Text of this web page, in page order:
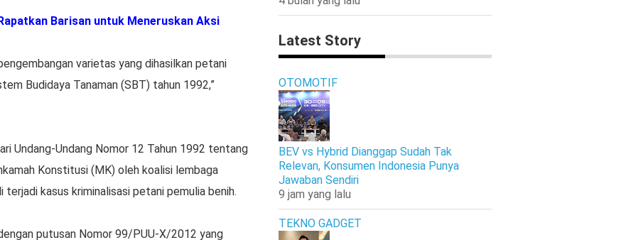
Barisan untuk Meneruskan Aksi
varietas yang dihasilkan petani
Budidaya Tanaman (SBT) tahun 1992,”
Undang-Undang Nomor 12 Tahun 1992 tentang
Konstitusi (MK) oleh koalisi lembaga
kasus kriminalisasi petani pemulia benih.
putusan Nomor 99/PUU-X/2012 yang
Latest Story
OTOMOTIF
BEV vs Hybrid Dianggap Sudah Tak
Relevan, Konsumen Indonesia Punya
Jawaban Sendiri
9 jam yang lalu
TEKNO GADGET